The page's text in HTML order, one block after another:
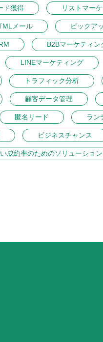
ド獲得 リストマー
メール ピックア
B2Bマーケティン
LINEマーケティング
トラフィック分析
顧客データ管理
匿名リード ラン
ビジネスチャンス
成約率のためのソリューション